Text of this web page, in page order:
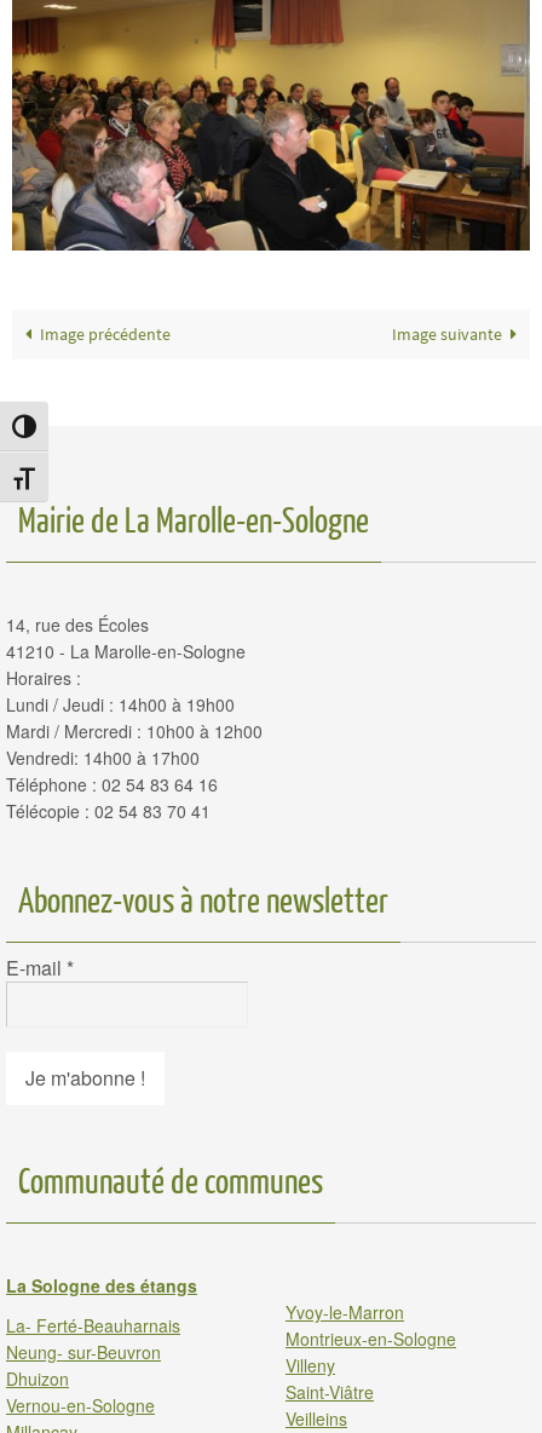
Passer en contraste élevé
Changer la taille de la police
Image précédente Image suivante
Mairie de La Marolle-en-Sologne
14, rue des Écoles
41210 - La Marolle-en-Sologne
Horaires :
Lundi / Jeudi : 14h00 à 19h00
Mardi / Mercredi : 10h00 à 12h00
Vendredi: 14h00 à 17h00
Téléphone : 02 54 83 64 16
Télécopie : 02 54 83 70 41
Abonnez-vous à notre newsletter
E-mail *
Communauté de communes
La Sologne des étangs
La- Ferté-Beauharnais
Neung- sur-Beuvron
Dhuizon
Vernou-en-Sologne
Yvoy-le-Marron
Montrieux-en-Sologne
Villeny
Saint-Viâtre
Veilleins